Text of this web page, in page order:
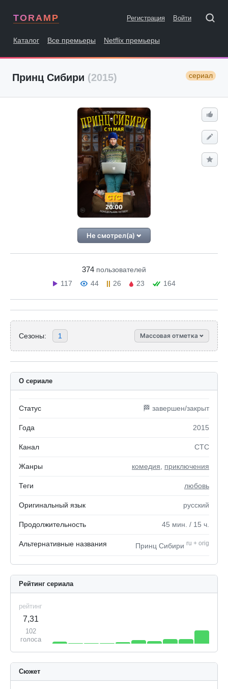
TORAMP Регистрация Войти
Каталог Все премьеры Netflix премьеры
Принц Сибири (2015) сериал
Не смотрел(а)
374 пользователей
117
44 26 23 164
Сезоны: 1 Массовая отметка
О сериале
Статус 🏁 завершен/закрыт
Года 2015
Канал СТС
Жанры комедия приключения
Теги любовь
Оригинальный язык русский
Продолжительность 45 мин. / 15 ч.
Альтернативные названия Принц Сибири ru + orig
Рейтинг сериала
рейтинг
7,31
102
голоса
Сюжет